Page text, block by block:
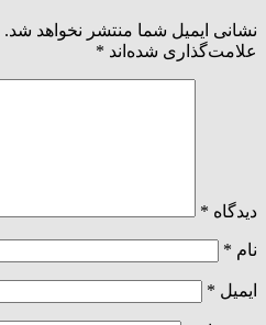
نشانی ایمیل شما منتشر نخواهد شد.
علامت‌گذاری شده‌اند *
دیدگاه *
نام *
ایمیل *